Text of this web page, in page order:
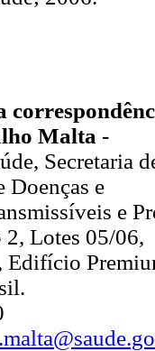
Malta -
Secretaria
Doenças e
e
2, Lotes 05/06,
Edifício